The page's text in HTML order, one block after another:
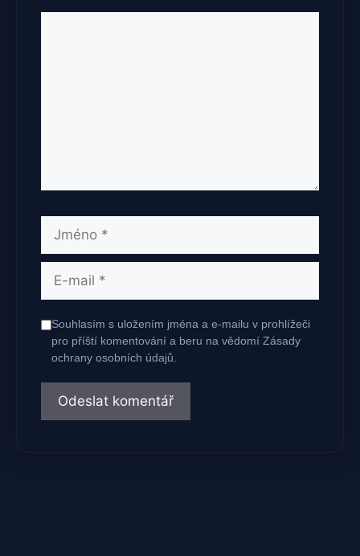
Jméno
Souhlasím s uložením jména a e-mailu v prohlížeči
pro příští komentování a beru na vědomí Zásady
ochrany osobních údajů.